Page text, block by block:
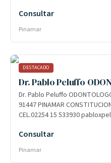
Consultar
Pinamar
DESTACADO
Dr. Pablo Peluffo
Dr. Pablo Peluffo ODONTOLOGO PRÓTESIS M.N. 21238/ M.P.
91447 PINAMAR CONSTITUCION 1386 OF.17 TEL.(02254) 40-3107
CEL.02254 15 533930
Consultar
Pinamar